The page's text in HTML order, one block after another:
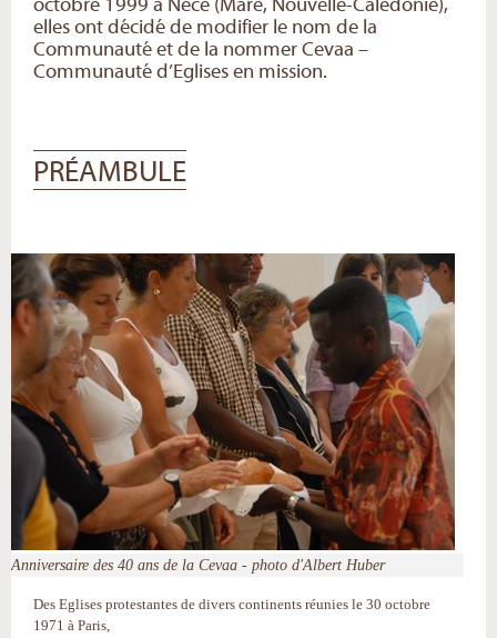
octobre 1999 à Nece (Maré, Nouvelle-Calédonie),
elles ont décidé de modifier le nom de la
Communauté et de la nommer Cevaa –
Communauté d’Eglises en mission.
PRÉAMBULE
Anniversaire des 40 ans de la Cevaa - photo d'Albert Huber
Des Eglises protestantes de divers continents réunies le 30 octobre
1971 à Paris,